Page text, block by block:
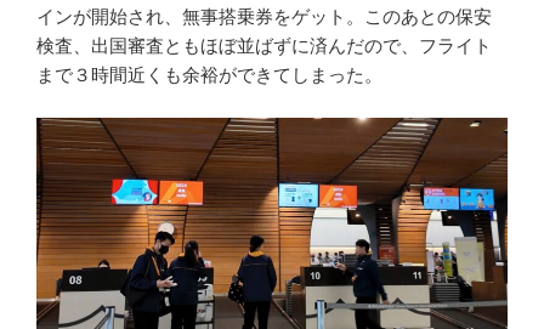
インが開始され、無事搭乗券をゲット。このあとの保安
検査、出国審査ともほぼ並ばずに済んだので、フライト
まで３時間近くも余裕ができてしまった。